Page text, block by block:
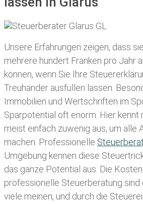
Unsere Erfahrungen zeigen, dass
mehrere hundert Franken pro Jahr
können, wenn Sie Ihre
Treuhänder ausfüllen lassen .
Immobilien und Wertschriften im
Sparpotential oft enorm. Hier kennt
meist einfach zuwenig aus, um alle
machen. Professionelle
Umgebung kennen diese
das ganze Potential aus. Die
professionelle Steuerberatung sind
viele meinen, und durch die